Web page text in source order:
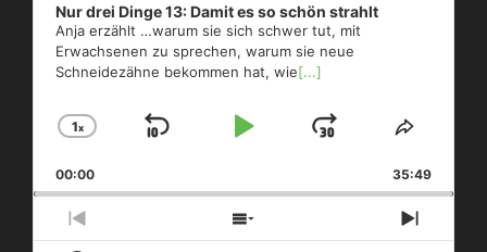
Nur drei Dinge 13: Damit es so schön strahlt
Anja erzählt …warum sie sich schwer tut, mit
Erwachsenen zu sprechen, warum sie neue
Schneidezähne bekommen hat, wie[...]
C
a
n
g
e
1x
S
i
p
P
a
y
J
m
p
S
a
r
e
T
00:00 35:49
P
S
N